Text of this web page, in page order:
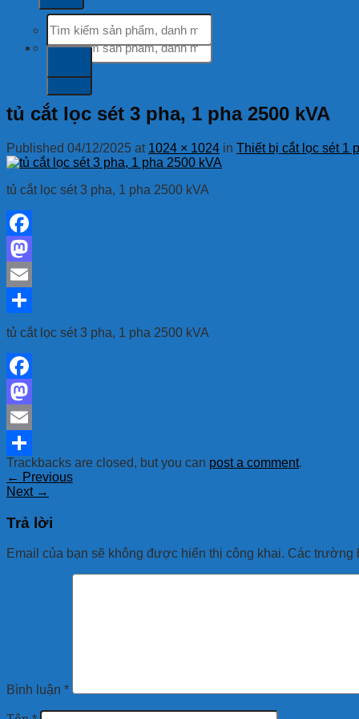
Tìm
kiếm:
Tìm
kiếm:
tủ cắt lọc sét 3 pha, 1 pha 2500 kVA
Published 04/12/2025 at 1024 × 1024 in Thiết bị cắt lọc sét 1
tủ cắt lọc sét 3 pha, 1 pha 2500 kVA
Facebook
Mastodon
Email
Share
tủ cắt lọc sét 3 pha, 1 pha 2500 kVA
Facebook
Mastodon
Email
Share
Trackbacks are closed, but you can post a comment.
← Previous
Next →
Trả lời
Email của bạn sẽ không được hiển thị công khai. Các trường
Bình luận *